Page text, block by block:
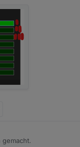
gemacht.